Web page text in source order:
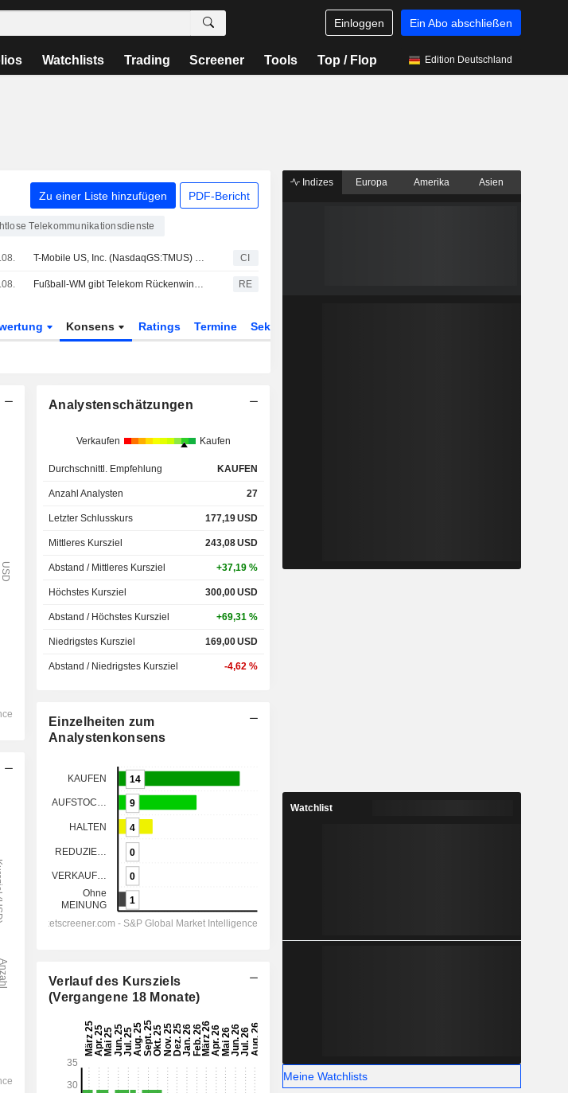
Einloggen Ein Abo abschließen
Watchlists Trading Screener Tools Top / Flop Edition Deutschland
Zu einer Liste hinzufügen PDF-Bericht
Telekommunikationsdienste
T-Mobile US, Inc. (NasdaqGS:TMUS) übernahm bestimmte 600-MHz-Funkspektrumlizenzen von Array Digital Infrastructure, Inc. (NYSE:AD) für 86,4 Mio. USD. CI
Fußball-WM gibt Telekom Rückenwind - Aktienrückkauf ausgeweitet RE
Konsens Ratings Termine Sektor
Analystenschätzungen
Verkaufen Kaufen
Durchschnittl. Empfehlung KAUFEN
Anzahl Analysten 27
Letzter Schlusskurs 177,19USD
Mittleres Kursziel 243,08USD
Abstand / Mittleres Kursziel +37,19 %
Höchstes Kursziel 300,00USD
Abstand / Höchstes Kursziel +69,31 %
Niedrigstes Kursziel 169,00USD
Abstand / Niedrigstes Kursziel -4,62 %
Einzelheiten zum
Analystenkonsens
Verlauf des Kursziels
(Vergangene 18 Monate)
Indizes Europa Amerika Asien
Watchlist
Meine Watchlists